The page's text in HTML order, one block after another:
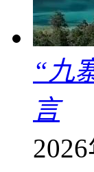
“九
言